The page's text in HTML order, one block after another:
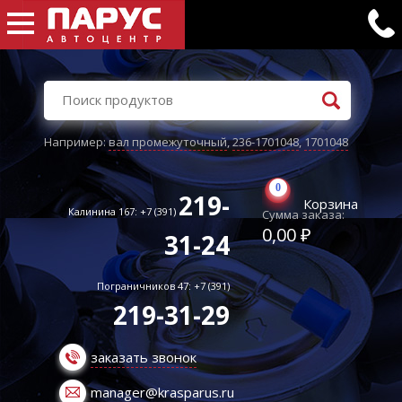
Например:вал промежуточный,236-1701048,1701048
Калинина 167: +7 (391) 219-
31-24
Пограничников 47: +7 (391)
219-31-29
заказать звонок
manager@krasparus.ru
0
Корзина
Сумма заказа:
0,00 ₽